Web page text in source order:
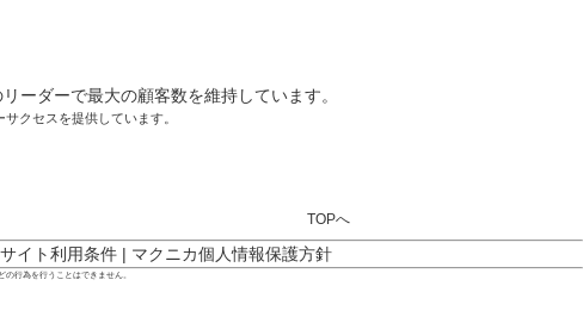
クセスを提供しています。
TOPへ
サイト利用条件| マクニカ個人情報保護方針
行為を行うことはできません。